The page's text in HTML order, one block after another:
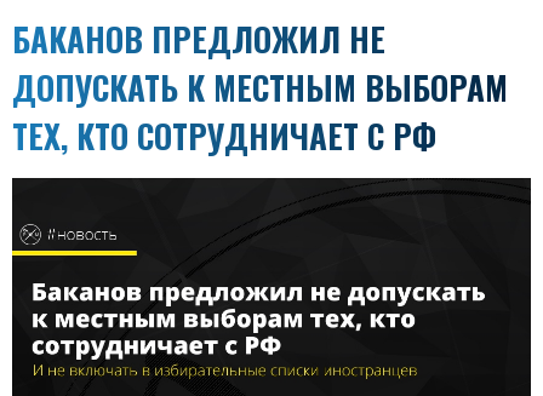
БАКАНОВ ПРЕДЛОЖИЛ НЕ
ДОПУСКАТЬ К МЕСТНЫМ ВЫБОРАМ
ТЕХ, КТО СОТРУДНИЧАЕТ С РФ